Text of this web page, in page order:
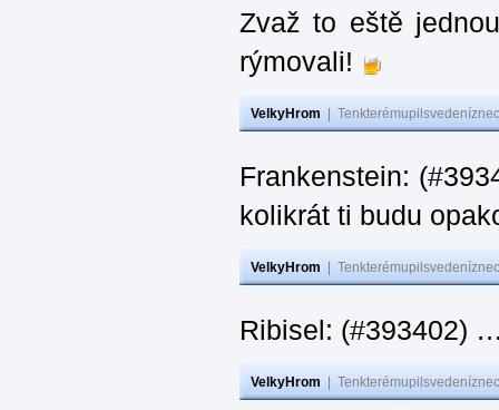
Zvaž to eště
rýmovali!
VelkyHrom
Frankenstein:
kolikrát ti budu
VelkyHrom
Ribisel: (#393402)
VelkyHrom